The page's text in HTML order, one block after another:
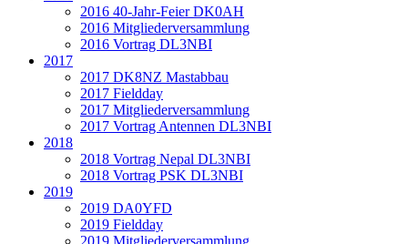
2016 40-Jahr-Feier DK0AH
2016 Mitgliederversammlung
2016 Vortrag DL3NBI
2017
2017 DK8NZ Mastabbau
2017 Fieldday
2017 Mitgliederversammlung
2017 Vortrag Antennen DL3NBI
2018
2018 Vortrag Nepal DL3NBI
2018 Vortrag PSK DL3NBI
2019
2019 DA0YFD
2019 Fieldday
2019 Mitgliederversammlung